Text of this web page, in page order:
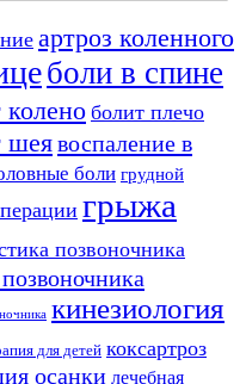
артроз коленного
боли в спине
коленоболит плечо
шеявоспаление в
боли грудной
грыжа
позвоночника
кинезиология
для детей коксартроз
осанки лечебная